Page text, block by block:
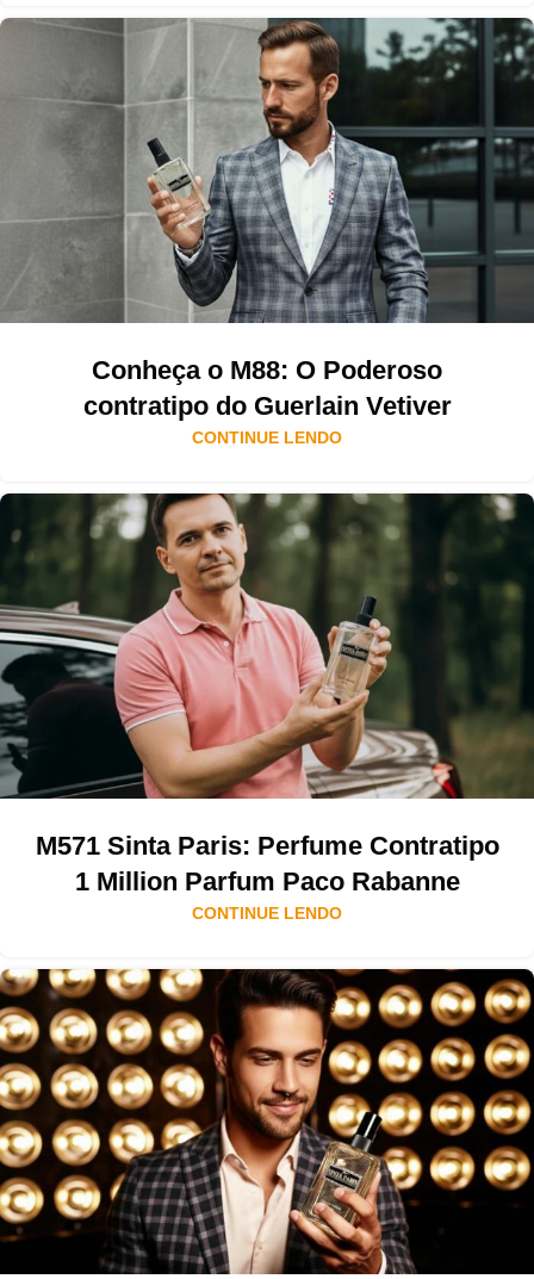
Conheça o M88: O Poderoso
contratipo do Guerlain Vetiver
CONTINUE LENDO
M571 Sinta Paris: Perfume Contratipo
1 Million Parfum Paco Rabanne
CONTINUE LENDO